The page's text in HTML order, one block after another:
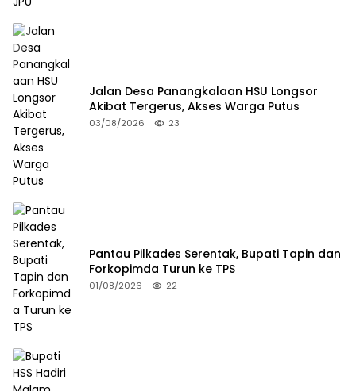
Jalan Desa Panangkalaan HSU Longsor
Akibat Tergerus, Akses Warga Putus
03/08/2026 23
Pantau Pilkades Serentak, Bupati Tapin dan
Forkopimda Turun ke TPS
01/08/2026 22